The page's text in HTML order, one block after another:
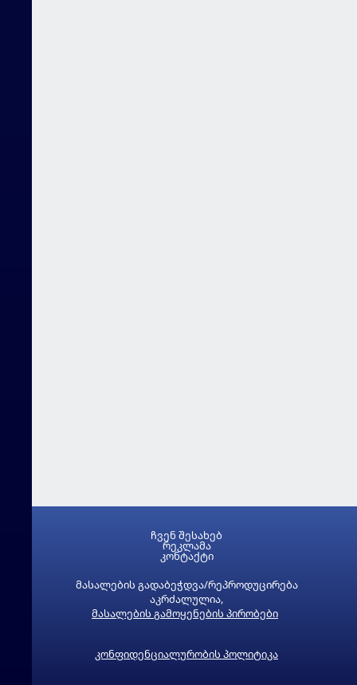
მასალების გადაბეჭდვა/რეპროდუცირება
აკრძალულია,
მასალების გამოყენების პირობები
კონფიდენციალურობის პოლიტიკა
ჩვენ შესახებ
რეკლამა
კონტაქტი